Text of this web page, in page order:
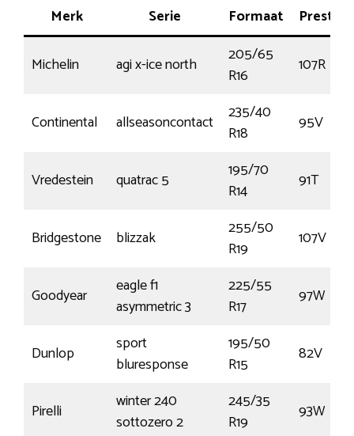
Merk Serie Formaat
Michelin agi x-ice north
205/65
R16
107R
Continental allseasoncontact
235/40
R18
95V
Vredestein quatrac 5
195/70
R14
91T
Bridgestone blizzak
255/50
R19
107V
Goodyear
eagle f1
asymmetric 3
225/55
R17
97W
Dunlop
sport
bluresponse
195/50
R15
82V
Pirelli
winter 240
sottozero 2
245/35
R19
93W